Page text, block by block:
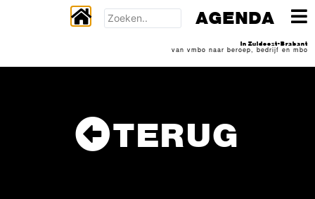
TERUG
AGENDA
In Zuidoost-Brabant
van vmbo naar beroep, bedrijf en mbo